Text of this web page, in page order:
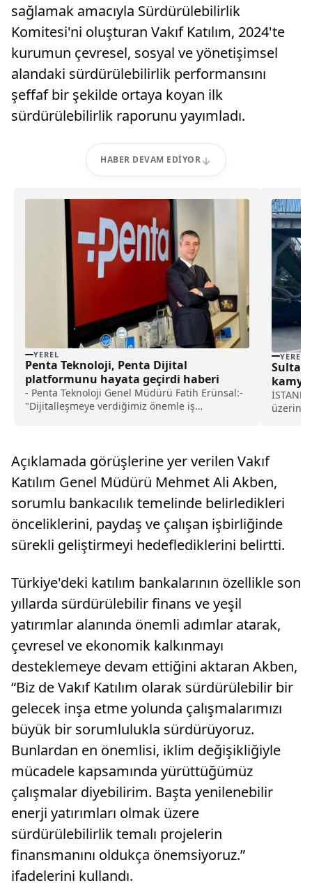
sağlamak amacıyla Sürdürülebilirlik
Komitesi'ni oluşturan Vakıf Katılım, 2024'te
kurumun çevresel, sosyal ve yönetişimsel
alandaki sürdürülebilirlik performansını
şeffaf bir şekilde ortaya koyan ilk
sürdürülebilirlik raporunu yayımladı.
HABER DEVAM EDIYOR
YEREL
Penta Teknoloji, Penta Dijital
platformunu hayata geçirdi haberi
- Penta Teknoloji Genel Müdürü Fatih Erünsal:-
"Dijitalleşmeye verdiğimiz önemle iş
YEREL
Açıklamada görüşlerine yer verilen Vakıf
Katılım Genel Müdürü Mehmet Ali Akben,
sorumlu bankacılık temelinde belirledikleri
önceliklerini, paydaş ve çalışan işbirliğinde
sürekli geliştirmeyi hedeflediklerini belirtti.
Türkiye'deki katılım bankalarının özellikle son
yıllarda sürdürülebilir finans ve yeşil
yatırımlar alanında önemli adımlar atarak,
çevresel ve ekonomik kalkınmayı
desteklemeye devam ettiğini aktaran Akben,
“Biz de Vakıf Katılım olarak sürdürülebilir bir
gelecek inşa etme yolunda çalışmalarımızı
büyük bir sorumlulukla sürdürüyoruz.
Bunlardan en önemlisi, iklim değişikliğiyle
mücadele kapsamında yürüttüğümüz
çalışmalar diyebilirim. Başta yenilenebilir
enerji yatırımları olmak üzere
sürdürülebilirlik temalı projelerin
finansmanını oldukça önemsiyoruz.”
ifadelerini kullandı.